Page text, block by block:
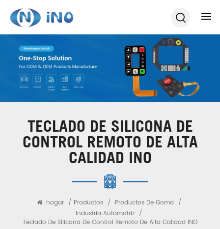
TECLADO DE SILICONA DE
CONTROL REMOTO DE ALTA
CALIDAD INO
hogar / Productos / Productos De Goma /
Industria Automotriz /
Teclado De Silicona De Control Remoto De Alta Calidad INO